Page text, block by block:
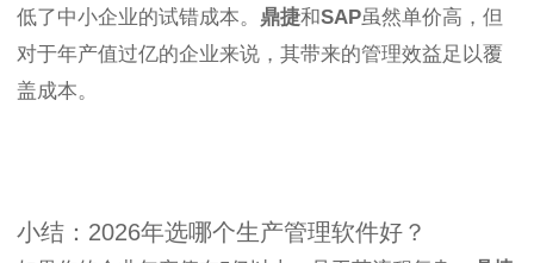
低了中小企业的试错成本。 鼎捷和SAP虽然单价高，但
对于年产值过亿的企业来说，其带来的管理效益足以覆
盖成本。
小结：2026年选哪个生产管理软件好？